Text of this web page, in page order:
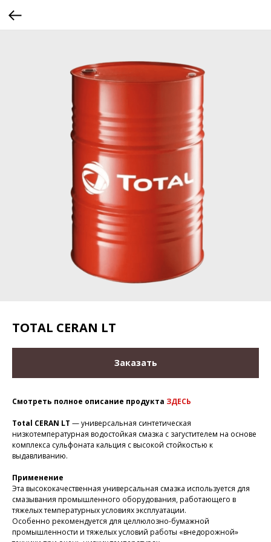
TOTAL CERAN LT
Заказать
Смотреть полное описание продукта ЗДЕСЬ
Total CERAN LT — универсальная синтетическая
низкотемпературная водостойкая смазка с загустителем на основе
комплекса сульфоната кальция с высокой стойкостью к
выдавливанию.
Применение
Эта высококачественная универсальная смазка используется для
смазывания промышленного оборудования, работающего в
тяжелых температурных условиях эксплуатации.
Особенно рекомендуется для целлюлозно-бумажной
промышленности и тяжелых условий работы «внедорожной»